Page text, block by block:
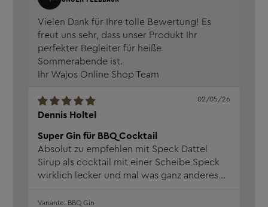
Vielen Dank für Ihre tolle Bewertung! Es
freut uns sehr, dass unser Produkt Ihr
perfekter Begleiter für heiße
Sommerabende ist.
Ihr Wajos Online Shop Team
Dennis Holtel
02/05/26
Super Gin für BBQ Cocktail
Absolut zu empfehlen mit Speck Dattel
Sirup als cocktail mit einer Scheibe Speck
wirklich lecker und mal was ganz anderes
BBQ Gin